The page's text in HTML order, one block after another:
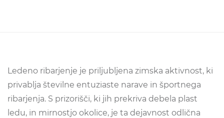
Ledeno ribarjenje je priljubljena zimska aktivnost, ki
privablja številne entuziaste narave in športnega
ribarjenja. S prizorišči, ki jih prekriva debela plast
ledu, in mirnostjo okolice, je ta dejavnost odlična